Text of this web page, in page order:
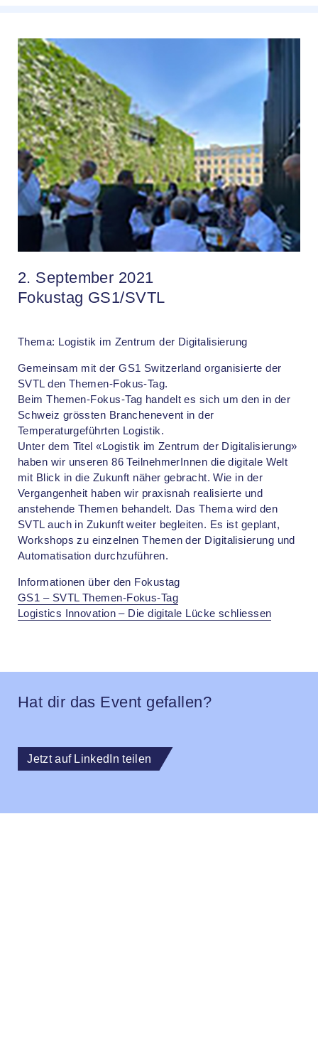
2. September 2021
Fokustag GS1/SVTL
Thema: Logistik im Zentrum der Digitalisierung
Gemeinsam mit der GS1 Switzerland organisierte der
SVTL den Themen-Fokus-Tag.
Beim Themen-Fokus-Tag handelt es sich um den in der
Schweiz grössten Branchenevent in der
Temperaturgeführten Logistik.
Unter dem Titel «Logistik im Zentrum der Digitalisierung»
haben wir unseren 86 TeilnehmerInnen die digitale Welt
mit Blick in die Zukunft näher gebracht. Wie in der
Vergangenheit haben wir praxisnah realisierte und
anstehende Themen behandelt. Das Thema wird den
SVTL auch in Zukunft weiter begleiten. Es ist geplant,
Workshops zu einzelnen Themen der Digitalisierung und
Automatisation durchzuführen.
Informationen über den Fokustag
GS1 – SVTL Themen-Fokus-Tag
Logistics Innovation – Die digitale Lücke schliessen
Hat dir das Event gefallen?
Jetzt auf LinkedIn teilen